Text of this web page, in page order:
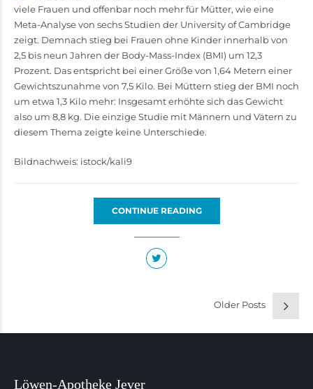
viele Frauen und offenbar noch mehr für Mütter, wie eine
Meta-Analyse von sechs Studien der University of Cambridge
zeigt. Demnach stieg bei Frauen ohne Kinder innerhalb von
2,5 bis neun Jahren der Body-Mass-Index (BMI) um 12,3
Prozent. Das entspricht bei einer Größe von 1,64 Metern einer
Gewichtszunahme von 7,5 Kilo. Bei Müttern stieg der BMI noch
um etwa 1,3 Kilo mehr: Insgesamt erhöhte sich das Gewicht
also um 8,8 kg. Die einzige Studie mit Männern und Vätern zu
diesem Thema zeigte keine Unterschiede.
Bildnachweis: istock/kali9
CONTINUE READING
Older Posts
Löwen-Apotheke Jever